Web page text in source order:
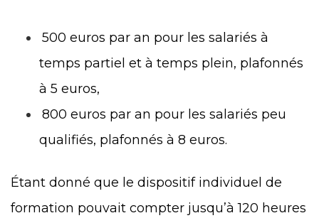
500 euros par an pour les salariés à
temps partiel et à temps plein, plafonnés
à 5 euros,
800 euros par an pour les salariés peu
qualifiés, plafonnés à 8 euros.
Étant donné que le dispositif individuel de
formation pouvait compter jusqu’à 120 heures